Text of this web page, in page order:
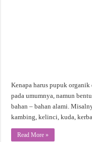
Kenapa harus pupuk
pada umumnya, namun
bahan – bahan alami.
kambing, kelinci, kuda,
Read More »